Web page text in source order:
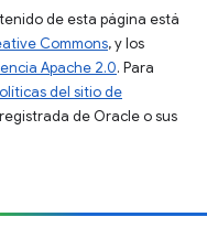
de esta página está
Commons, y los
Apache 2.0. Para
del sitio de
de Oracle o sus